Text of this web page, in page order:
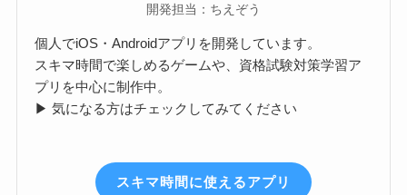
開発担当：ちえぞう
個人でiOS・Androidアプリを開発しています。
スキマ時間で楽しめるゲームや、資格試験対策学習ア
プリを中心に制作中。
▶ 気になる方はチェックしてみてください
スキマ時間に使えるアプリ